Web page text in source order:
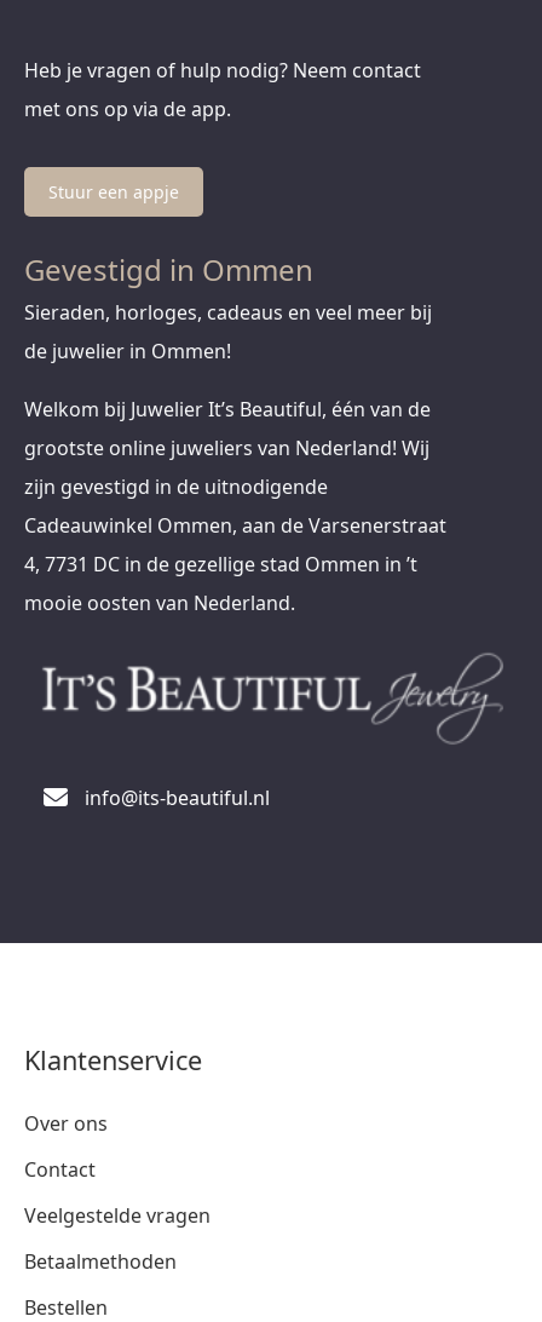
Heb je vragen of hulp nodig? Neem contact
met ons op via de app.
Stuur een appje
Gevestigd in Ommen
Sieraden, horloges, cadeaus en veel meer bij
de juwelier in Ommen!
Welkom bij Juwelier It’s Beautiful, één van de
grootste online juweliers van Nederland! Wij
zijn gevestigd in de uitnodigende
Cadeauwinkel Ommen, aan de Varsenerstraat
4, 7731 DC in de gezellige stad Ommen in ’t
mooie oosten van Nederland.
info@its-beautiful.nl
Klantenservice
Over ons
Contact
Veelgestelde vragen
Betaalmethoden
Bestellen